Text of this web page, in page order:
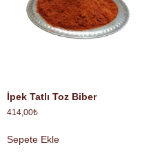
İpek Tatlı Toz Biber
414,00₺
Sepete Ekle